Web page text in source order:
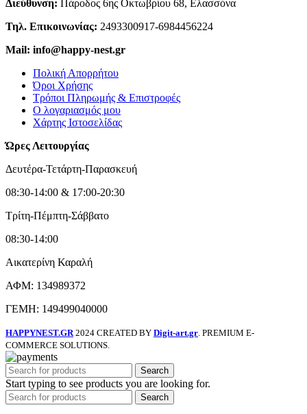
Διεύθυνση: Πάροδος 6ης Οκτωβρίου 68, Ελασσόνα
Τηλ. Επικοινωνίας: 2493300917-6984456224
Mail: info@happy-nest.gr
Πολική Απορρήτου
Όροι Χρήσης
Τρόποι Πληρωμής & Επιστροφές
Ο λογαριασμός μου
Χάρτης Ιστοσελίδας
Ώρες Λειτουργίας
Δευτέρα-Τετάρτη-Παρασκευή
08:30-14:00 & 17:00-20:30
Τρίτη-Πέμπτη-Σάββατο
08:30-14:00
Αικατερίνη Καραλή
ΑΦΜ: 134989372
ΓΕΜΗ: 149499040000
HAPPYNEST.GR 2024 CREATED BY Digit-art.gr . PREMIUM E-
COMMERCE SOLUTIONS.
Search
Start typing to see products you are looking for.
Search